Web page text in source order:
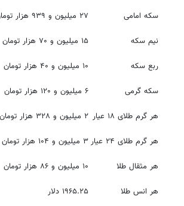
سکه امامی ۲۷ میلیون و ۹۳۹ هزار تومان
نیم سکه ۱۵ میلیون و ۷۰ هزار تومان
ربع سکه ۱۰ میلیون و ۴۰ هزار تومان
سکه گرمی ۶ میلیون و ۱۲۰ هزار تومان
هر گرم طلای ۱۸ عیار ۲ میلیون و ۳۲۸ هزار تومان
هر گرم طلای ٢۴ عیار ۳ میلیون و ۱۰۴ هزار تومان
هر مثقال طلا ۱۰ میلیون و ۸۶ هزار تومان
هر انس طلا ۱۹۶۵.۲۵ دلار